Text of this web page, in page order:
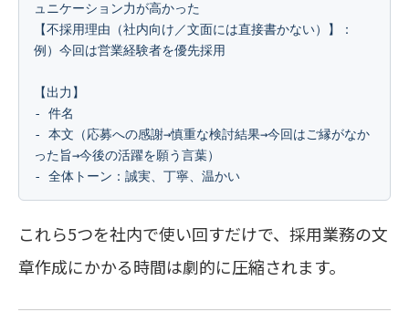
ュニケーション力が高かった
【不採用理由（社内向け／文面には直接書かない）】：
例）今回は営業経験者を優先採用
【出力】
- 件名
- 本文（応募への感謝→慎重な検討結果→今回はご縁がなか
った旨→今後の活躍を願う言葉）
- 全体トーン：誠実、丁寧、温かい
これら5つを社内で使い回すだけで、採用業務の文
章作成にかかる時間は劇的に圧縮されます。